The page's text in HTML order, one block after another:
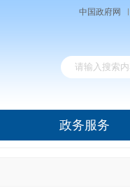
中国政府网
政务服务